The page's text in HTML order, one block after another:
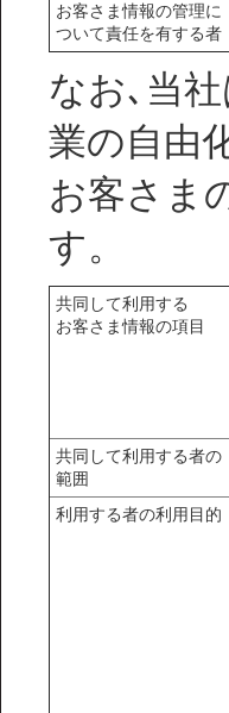
お客さま情報の管理に
ついて責任を有する者
なお､当
業の自由
お客さま
す。
共同して利用する
お客さま情報の項目
共同して利用する者の
範囲
利用する者の利用目的